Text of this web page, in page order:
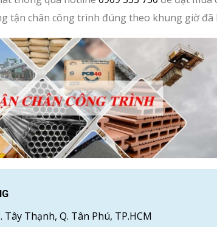
tận chân công trình đúng theo khung giờ đã
Tây Thạnh, Q. Tân Phú, TP.HCM